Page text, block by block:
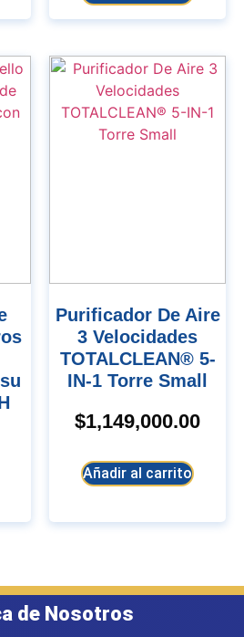
Purificador De Aire
3 Velocidades
TOTALCLEAN® 5-
IN-1 Torre Small
$1,149,000.00
Añadir al carrito
de Nosotros